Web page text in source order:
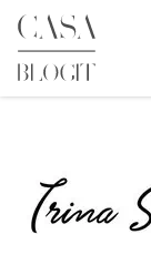
Skip
content